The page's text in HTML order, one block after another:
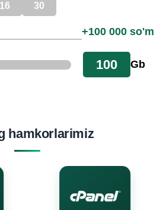
16 30
+100 000 so'm
Gb
hamkorlarimiz